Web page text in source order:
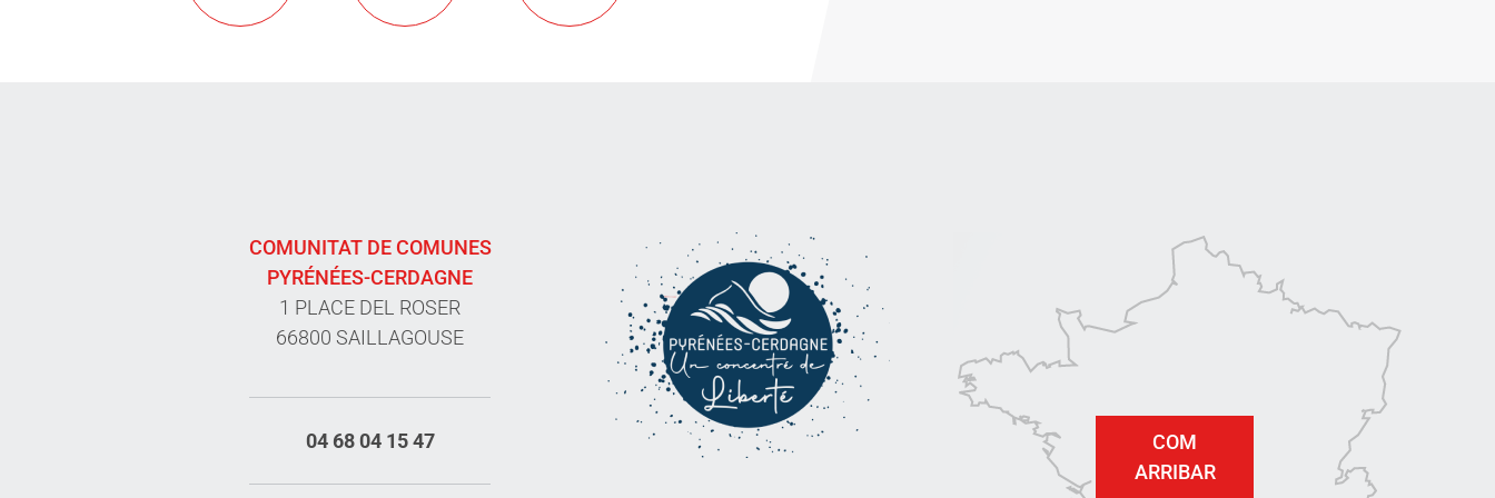
COMUNITAT DE COMUNES
PYRÉNÉES-CERDAGNE
1 PLACE DEL ROSER
66800 SAILLAGOUSE
04 68 04 15 47
COM
ARRIBAR